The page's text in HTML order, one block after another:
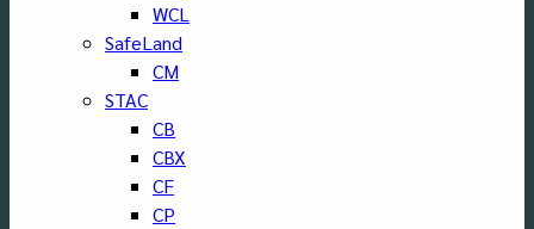
WCL
SafeLand
CM
STAC
CB
CBX
CF
CP